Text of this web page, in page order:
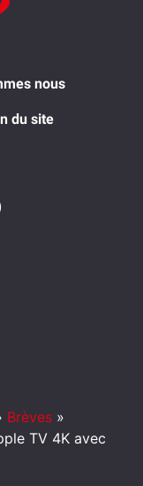
nous
du site
Brèves »
TV 4K avec